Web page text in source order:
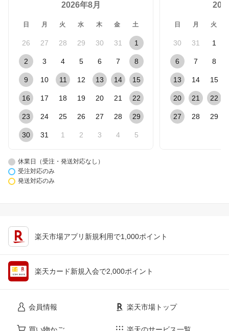
2026年8月
日 月 火 水 木 金 土
26 27 28 29 30 31 1
2 3 4 5 6 7 8
9 10 11 12 13 14 15
16 17 18 19 20 21 22
23 24 25 26 27 28 29
30 31 1 2 3 4 5
日 月 火
30 31 1
6 7 8
13 14 15
20 21 22
27 28 29
休業日（受注・発送対応なし）
受注対応のみ
発送対応のみ
楽天市場アプリ新規利用で1,000ポイント
楽天カード新規入会で2,000ポイント
会員情報
買い物かご
楽天市場トップ
楽天のサービス一覧